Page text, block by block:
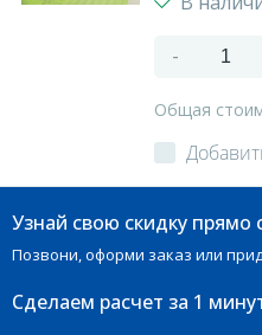
-
Общая
Узнай свою скидку прямо
Позвони, оформи заказ или
Сделаем расчет за 1